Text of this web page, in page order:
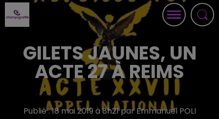
GILETS JAUNES, UN
ACTE 27 À REIMS
Publié : 18 mai 2019 à 8h21 par Emmanuel POLI